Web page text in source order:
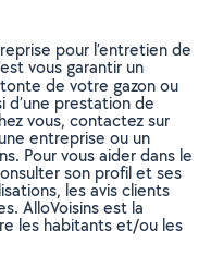
pour l’entretien de
vous garantir un
de votre gazon ou
d’une prestation de
vous, contactez sur
entreprise ou un
Pour vous aider dans le
son profil et ses
les avis clients
AlloVoisins est la
les habitants et/ou les